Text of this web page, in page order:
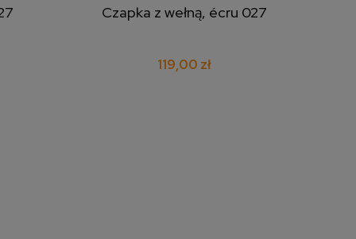
dodaj do koszyka
Czapka z wełną, écru 027
119,00 zł